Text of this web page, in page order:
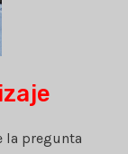
la pregunta